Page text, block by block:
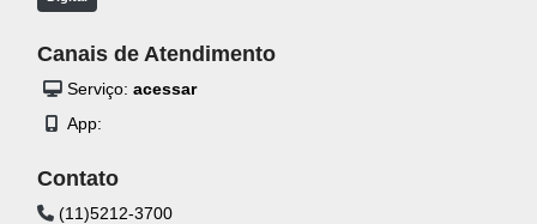
Canais de Atendimento
Serviço: acessar
App:
Contato
(11)5212-3700